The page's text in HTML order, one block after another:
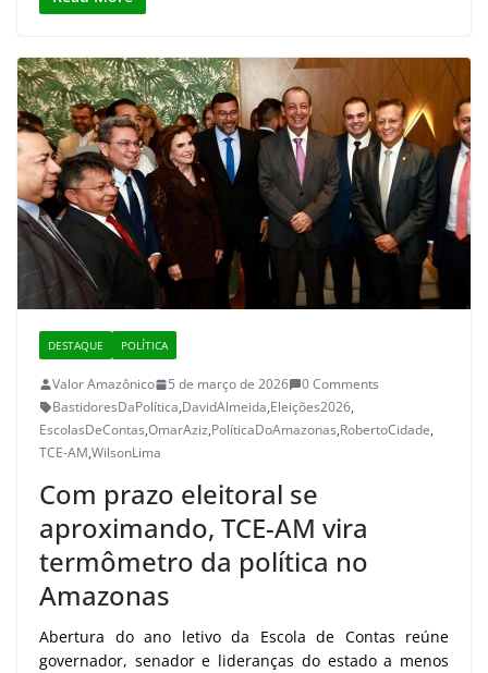
DESTAQUE POLÍTICA
Valor Amazônico 5 de março de 2026
0 Comments
BastidoresDaPolítica,DavidAlmeida,Eleições2026,
EscolasDeContas,OmarAziz,PolíticaDoAmazonas,RobertoCidade,
TCE-AM,WilsonLima
Com prazo eleitoral se
aproximando, TCE-AM vira
termômetro da política no
Amazonas
Abertura do ano letivo da Escola de Contas reúne
governador, senador e lideranças do estado a menos